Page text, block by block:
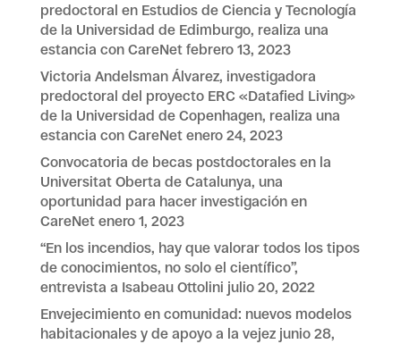
predoctoral en Estudios de Ciencia y Tecnología
de la Universidad de Edimburgo, realiza una
estancia con CareNet febrero 13, 2023
Victoria Andelsman Álvarez, investigadora
predoctoral del proyecto ERC «Datafied Living»
de la Universidad de Copenhagen, realiza una
estancia con CareNet enero 24, 2023
Convocatoria de becas postdoctorales en la
Universitat Oberta de Catalunya, una
oportunidad para hacer investigación en
CareNet enero 1, 2023
“En los incendios, hay que valorar todos los tipos
de conocimientos, no solo el científico”,
entrevista a Isabeau Ottolini julio 20, 2022
Envejecimiento en comunidad: nuevos modelos
habitacionales y de apoyo a la vejez junio 28,